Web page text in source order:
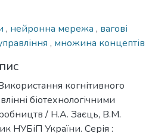
, нейронна мережа , вагові
, множина концептів
когнітивного
біотехнологічними
/ Н.А. Заєць, В.М.
НУБіП України. Серія :